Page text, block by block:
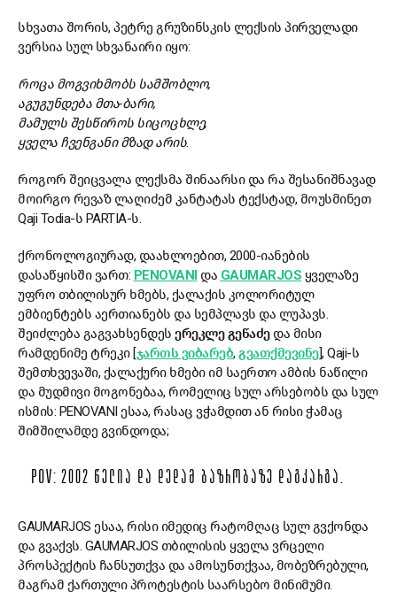
სხვათა შორის, პეტრე გრუზინსკის ლექსის პირველადი
ვერსია სულ სხვანაირი იყო:
როცა მოგვიხმობს სამშობლო,
აგუგუნდება მთა-ბარი,
მამულს შესწიროს სიცოცხლე,
ყველა ჩვენგანი მზად არის.
როგორ შეიცვალა ლექსმა შინაარსი და რა შესანიშნავად
მოირგო რევაზ ლაღიძემ კანტატას ტექსტად, მოუსმინეთ
Qaji Todia-ს PARTIA-ს.
ქრონოლოგიურად, დაახლოებით, 2000-იანების
დასაწყისში ვართ: PENOVANIდა GAUMARJOS ყველაზე
უფრო თბილისურ ხმებს, ქალაქის კოლორიტულ
ემბიენტებს აერთიანებს და სემპლავს და ლუპავს.
შეიძლება გაგვახსენდეს ერეკლე გეწაძედა მისი
რამდენიმე ტრეკი [ჯართს ვიბარებ, გვათქმევინე], Qaji-ს
შემთხვევაში, ქალაქური ხმები იმ საერთო ამბის ნაწილი
და მუდმივი მოგონებაა, რომელიც სულ არსებობს და სულ
ისმის: PENOVANI ესაა, რასაც ვჭამდით ან რისი ჭამაც
შიმშილამდე გვინდოდა;
POV: 2002 ᲬᲔᲚᲘᲐ ᲓᲐ ᲓᲔᲓᲐᲛ ᲑᲐᲖᲠᲝᲑᲐᲖᲔ ᲓᲐᲒᲙᲐᲠᲒᲐ.
GAUMARJOS ესაა, რისი იმედიც რატომღაც სულ გვქონდა
და გვაქვს. GAUMARJOS თბილისის ყველა ვრცელი
პროსპექტის ჩანსუთქვა და ამოსუნთქვაა, მობეზრებული,
მაგრამ ქართული პროტესტის საარსებო მინიმუმი.